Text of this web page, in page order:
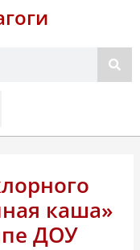
каша»
ДОУ